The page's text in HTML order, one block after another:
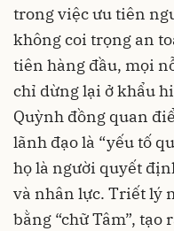
trong việc ưu tiên
không coi trọng an
tiên hàng đầu, mọi
chỉ dừng lại ở khẩu
Quỳnh đồng quan
lãnh đạo là “yếu tố
họ là người quyết
và nhân lực. Triết lý
bằng “chữ Tâm”,